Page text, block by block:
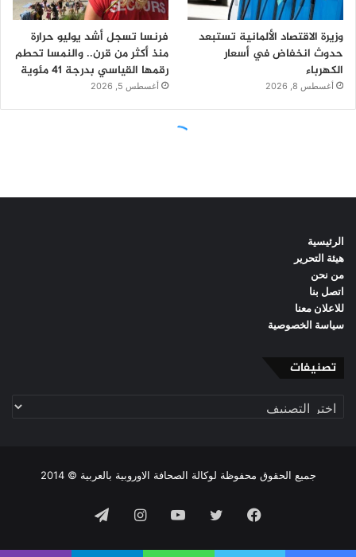
الرئيسية
هيئة التحرير
من نحن
اتصل بنا
للاعلان معنا
سياسة الخصوصية
تصنيفات
تصنيفات
جميع الحقوق محفوظة لوكالة الصحافة الاوروبية بالعربية © 2014
فيسبوك تويتر يوتيوبانستقرامتيلقرام